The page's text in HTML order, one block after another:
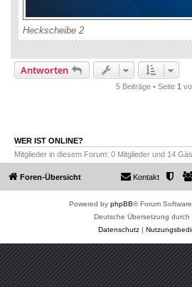
Heckscheibe 2
Antworten
5 Beiträge • Seite 1
WER IST ONLINE?
Mitglieder in diesem Forum: 0 Mitglieder und 14
Foren-Übersicht Kontakt
Powered by phpBB® Forum
Deutsche Übersetzung durch
Datenschutz|